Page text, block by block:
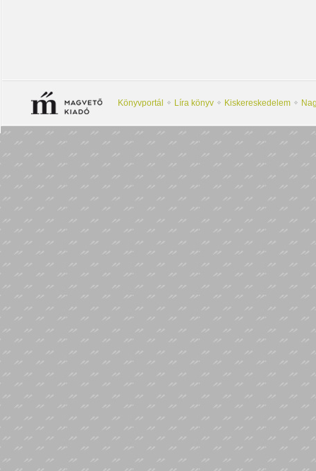
Könyvportál Líra könyv Kiskereskedelem